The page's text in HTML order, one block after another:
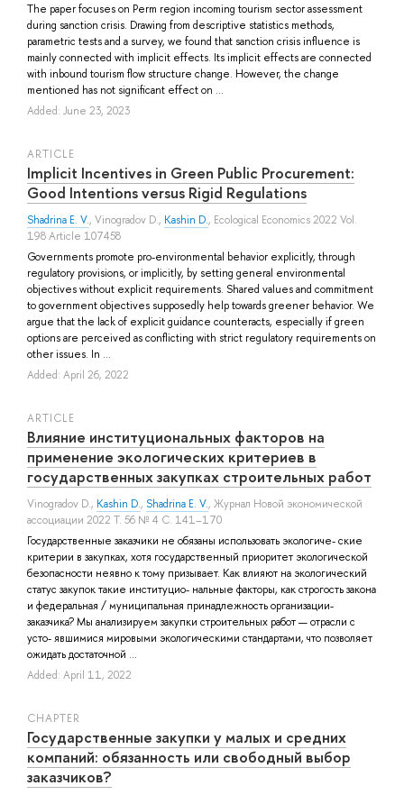
The paper focuses on Perm region incoming tourism sector assessment
during sanction crisis. Drawing from descriptive statistics methods,
parametric tests and a survey, we found that sanction crisis influence is
mainly connected with implicit effects. Its implicit effects are connected
with inbound tourism flow structure change. However, the change
mentioned has not significant effect on ...
Added: June 23, 2023
ARTICLE
Implicit Incentives in Green Public Procurement:
Good Intentions versus Rigid Regulations
Shadrina E. V., Vinogradov D., Kashin D., Ecological Economics 2022 Vol.
198 Article 107458
Governments promote pro-environmental behavior explicitly, through
regulatory provisions, or implicitly, by setting general environmental
objectives without explicit requirements. Shared values and commitment
to government objectives supposedly help towards greener behavior. We
argue that the lack of explicit guidance counteracts, especially if green
options are perceived as conflicting with strict regulatory requirements on
other issues. In ...
Added: April 26, 2022
ARTICLE
Влияние институциональных факторов на
применение экологических критериев в
государственных закупках строительных работ
Vinogradov D., Kashin D., Shadrina E. V., Журнал Новой экономической
ассоциации 2022 Т. 56 № 4 С. 141–170
Государственные заказчики не обязаны использовать экологиче- ские
критерии в закупках, хотя государственный приоритет экологической
безопасности неявно к тому призывает. Как влияют на экологический
статус закупок такие институцио- нальные факторы, как строгость закона
и федеральная / муниципальная принадлежность организации-
заказчика? Мы анализируем закупки строительных работ — отрасли с
усто- явшимися мировыми экологическими стандартами, что позволяет
ожидать достаточной ...
Added: April 11, 2022
СHAPTER
Государственные закупки у малых и средних
компаний: обязанность или свободный выбор
заказчиков?